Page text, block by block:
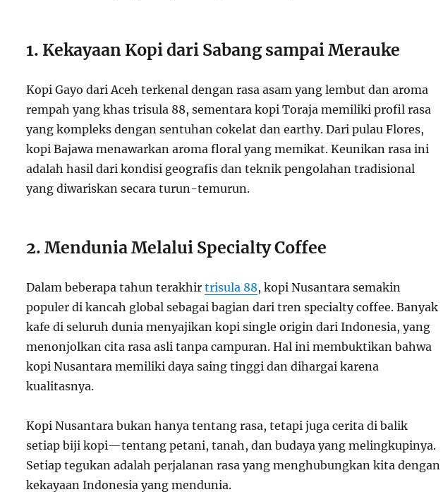
1. Kekayaan Kopi dari Sabang sampai Merauke
Kopi Gayo dari Aceh terkenal dengan rasa asam yang lembut dan aroma
rempah yang khas trisula 88, sementara kopi Toraja memiliki profil rasa
yang kompleks dengan sentuhan cokelat dan earthy. Dari pulau Flores,
kopi Bajawa menawarkan aroma floral yang memikat. Keunikan rasa ini
adalah hasil dari kondisi geografis dan teknik pengolahan tradisional
yang diwariskan secara turun-temurun.
2. Mendunia Melalui Specialty Coffee
Dalam beberapa tahun terakhir trisula 88, kopi Nusantara semakin
populer di kancah global sebagai bagian dari tren specialty coffee. Banyak
kafe di seluruh dunia menyajikan kopi single origin dari Indonesia, yang
menonjolkan cita rasa asli tanpa campuran. Hal ini membuktikan bahwa
kopi Nusantara memiliki daya saing tinggi dan dihargai karena
kualitasnya.
Kopi Nusantara bukan hanya tentang rasa, tetapi juga cerita di balik
setiap biji kopi—tentang petani, tanah, dan budaya yang melingkupinya.
Setiap tegukan adalah perjalanan rasa yang menghubungkan kita dengan
kekayaan Indonesia yang mendunia.